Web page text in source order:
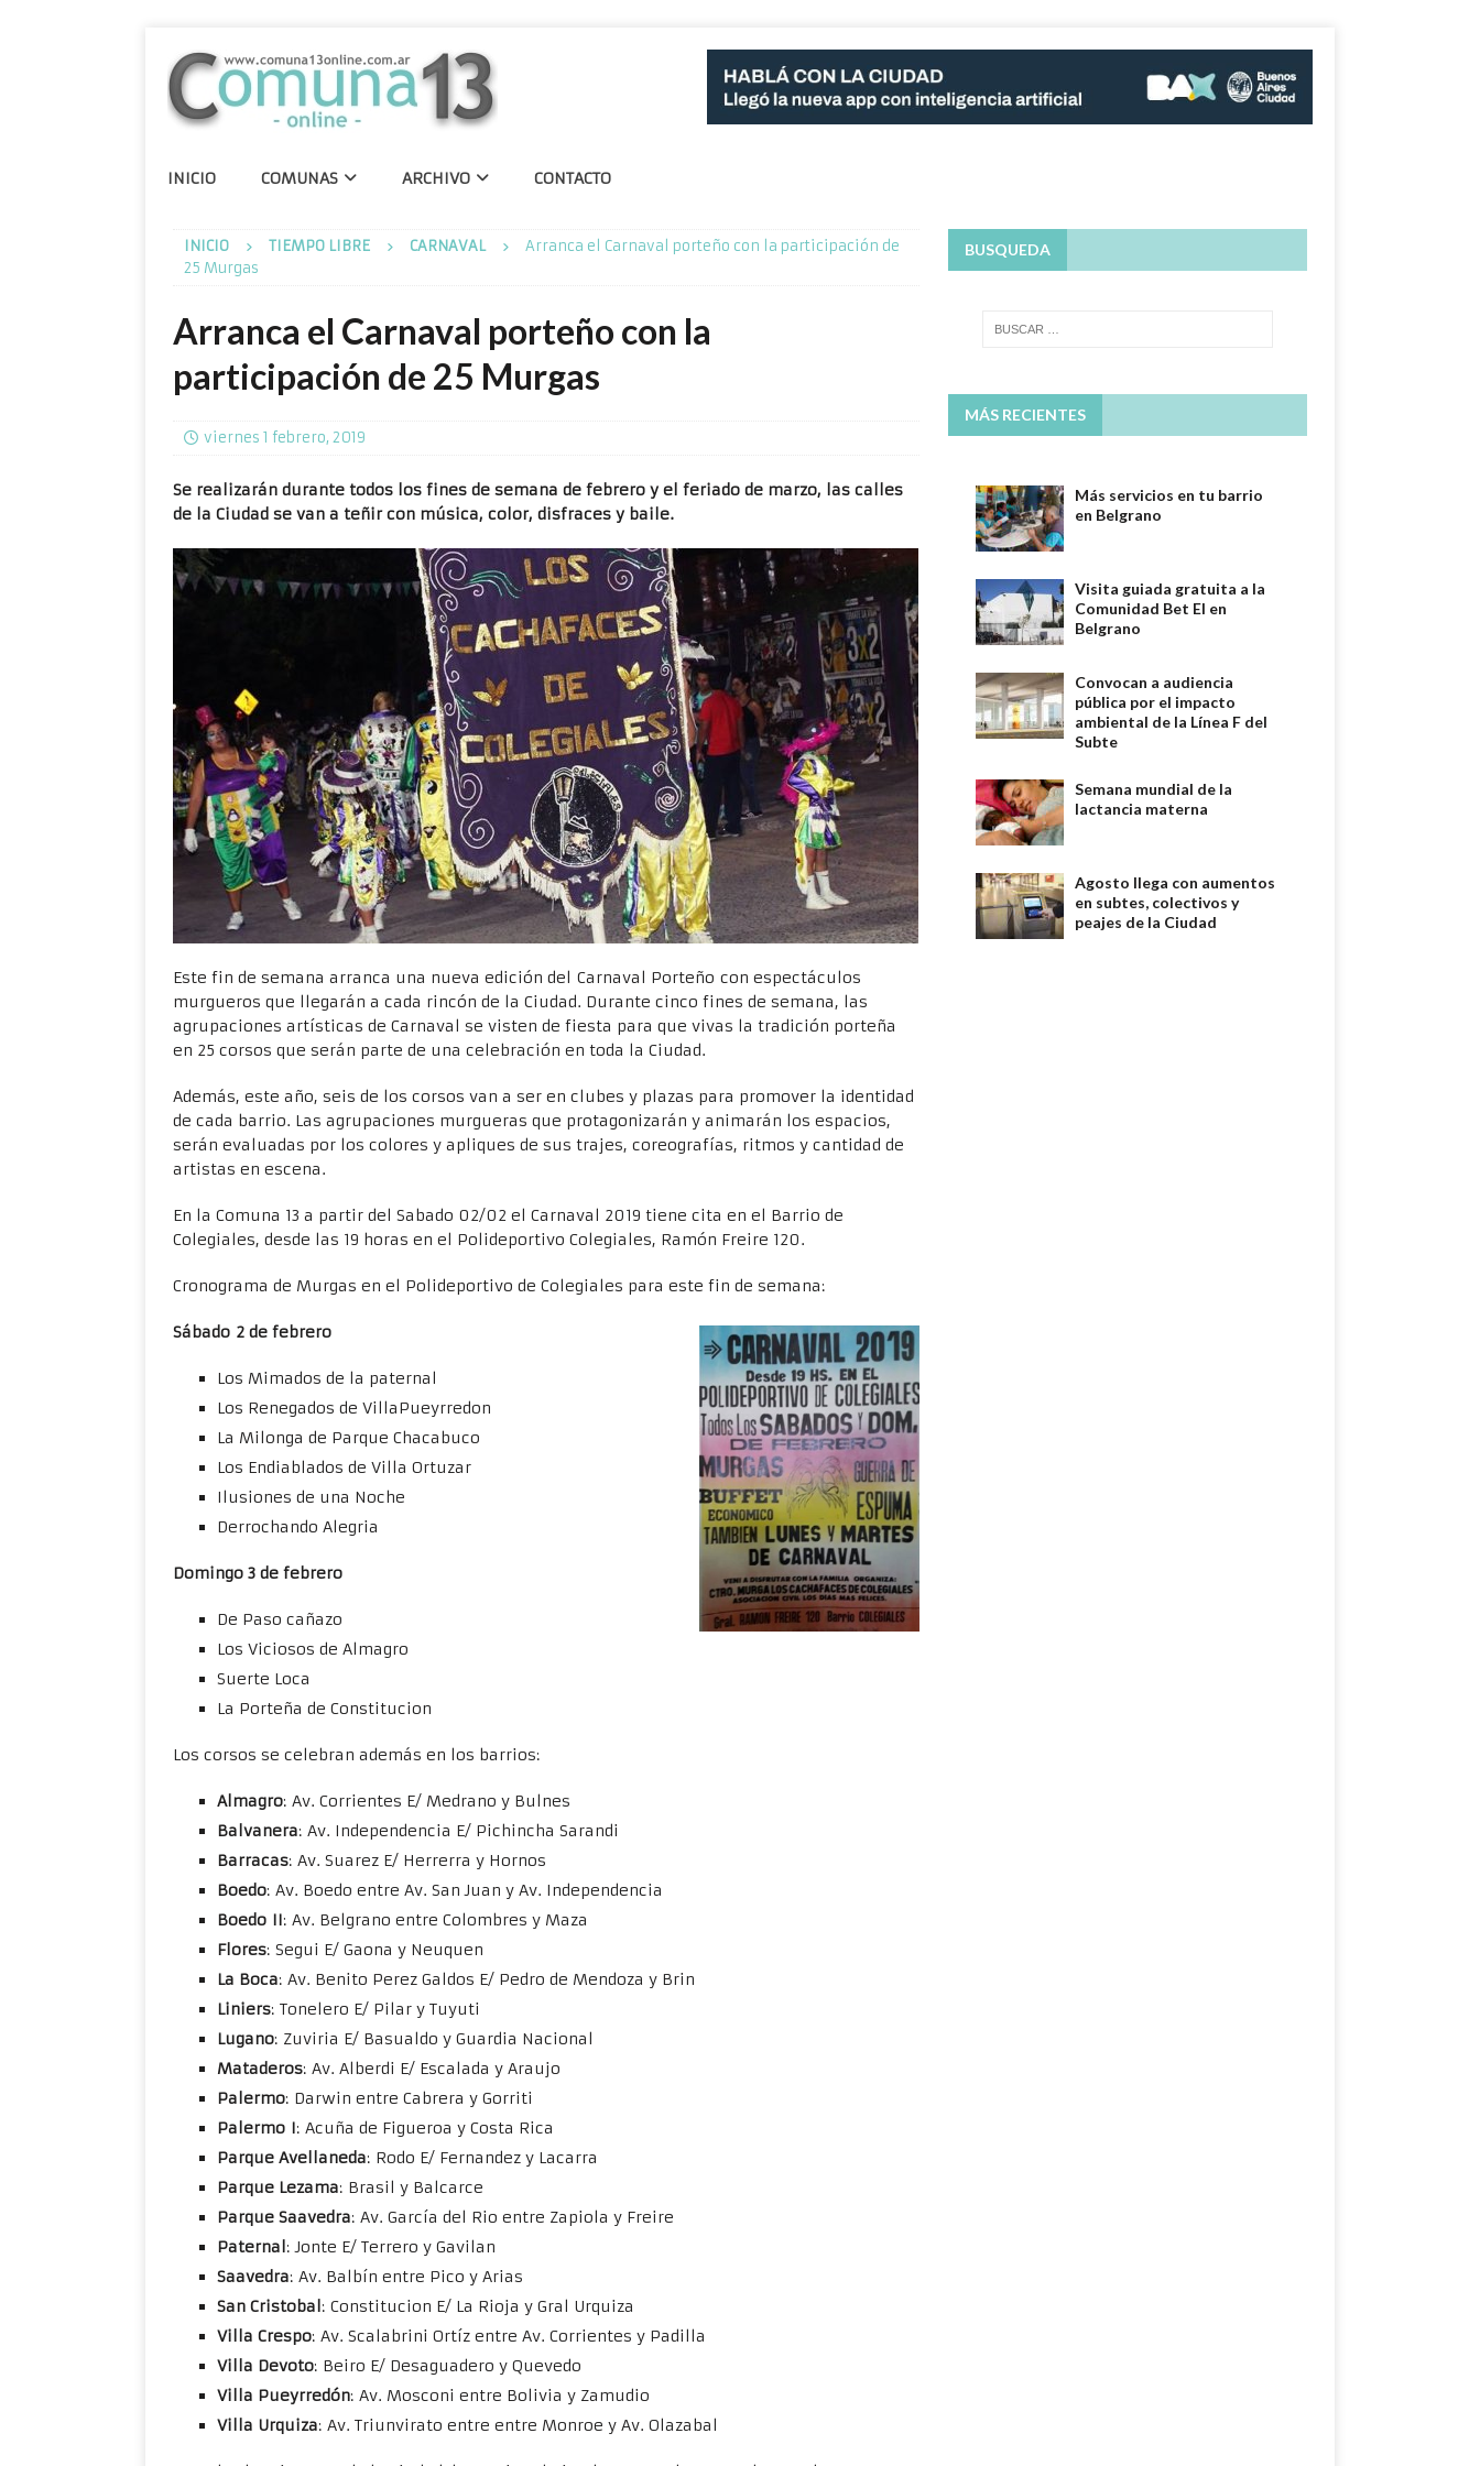
INICIO COMUNAS ARCHIVO CONTACTO
INICIO TIEMPO LIBRE CARNAVAL
Arranca el Carnaval porteño con la participación de
25 Murgas
Arranca el Carnaval porteño con la
participación de 25 Murgas
viernes 1 febrero, 2019
Se realizarán durante todos los fines de semana de febrero y el feriado de marzo, las calles
de la Ciudad se van a teñir con música, color, disfraces y baile.
Este fin de semana arranca una nueva edición del Carnaval Porteño con espectáculos
murgueros que llegarán a cada rincón de la Ciudad. Durante cinco fines de semana, las
agrupaciones artísticas de Carnaval se visten de fiesta para que vivas la tradición porteña
en 25 corsos que serán parte de una celebración en toda la Ciudad.
Además, este año, seis de los corsos van a ser en clubes y plazas para promover la identidad
de cada barrio. Las agrupaciones murgueras que protagonizarán y animarán los espacios,
serán evaluadas por los colores y apliques de sus trajes, coreografías, ritmos y cantidad de
artistas en escena.
En la Comuna 13 a partir del Sabado 02/02 el Carnaval 2019 tiene cita en el Barrio de
Colegiales, desde las 19 horas en el Polideportivo Colegiales, Ramón Freire 120.
Cronograma de Murgas en el Polideportivo de Colegiales para este fin de semana:
Sábado 2 de febrero
Los Mimados de la paternal
Los Renegados de VillaPueyrredon
La Milonga de Parque Chacabuco
Los Endiablados de Villa Ortuzar
Ilusiones de una Noche
Derrochando Alegria
Domingo 3 de febrero
De Paso cañazo
Los Viciosos de Almagro
Suerte Loca
La Porteña de Constitucion
Los corsos se celebran además en los barrios:
Almagro: Av. Corrientes E/ Medrano y Bulnes
Balvanera: Av. Independencia E/ Pichincha Sarandi
Barracas: Av. Suarez E/ Herrerra y Hornos
Boedo: Av. Boedo entre Av. San Juan y Av. Independencia
Boedo II: Av. Belgrano entre Colombres y Maza
Flores: Segui E/ Gaona y Neuquen
La Boca: Av. Benito Perez Galdos E/ Pedro de Mendoza y Brin
Liniers: Tonelero E/ Pilar y Tuyuti
Lugano: Zuviria E/ Basualdo y Guardia Nacional
Mataderos: Av. Alberdi E/ Escalada y Araujo
Palermo: Darwin entre Cabrera y Gorriti
Palermo I: Acuña de Figueroa y Costa Rica
Parque Avellaneda: Rodo E/ Fernandez y Lacarra
Parque Lezama: Brasil y Balcarce
Parque Saavedra: Av. García del Rio entre Zapiola y Freire
Paternal: Jonte E/ Terrero y Gavilan
Saavedra: Av. Balbín entre Pico y Arias
San Cristobal: Constitucion E/ La Rioja y Gral Urquiza
Villa Crespo: Av. Scalabrini Ortíz entre Av. Corrientes y Padilla
Villa Devoto: Beiro E/ Desaguadero y Quevedo
Villa Pueyrredón: Av. Mosconi entre Bolivia y Zamudio
Villa Urquiza: Av. Triunvirato entre entre Monroe y Av. Olazabal
BUSQUEDA
MÁS RECIENTES
Más servicios en tu barrio
en Belgrano
Visita guiada gratuita a la
Comunidad Bet El en
Belgrano
Convocan a audiencia
pública por el impacto
ambiental de la Línea F del
Subte
Semana mundial de la
lactancia materna
Agosto llega con aumentos
en subtes, colectivos y
peajes de la Ciudad